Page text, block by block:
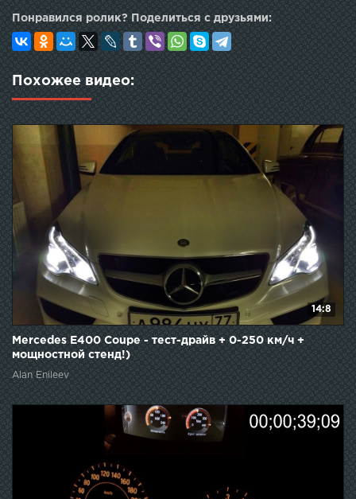
Понравился ролик? Поделиться с друзьями:
Похожее видео:
14:8
Mercedes E400 Coupe - тест-драйв + 0-250 км/ч +
мощностной стенд!)
Alan Enileev